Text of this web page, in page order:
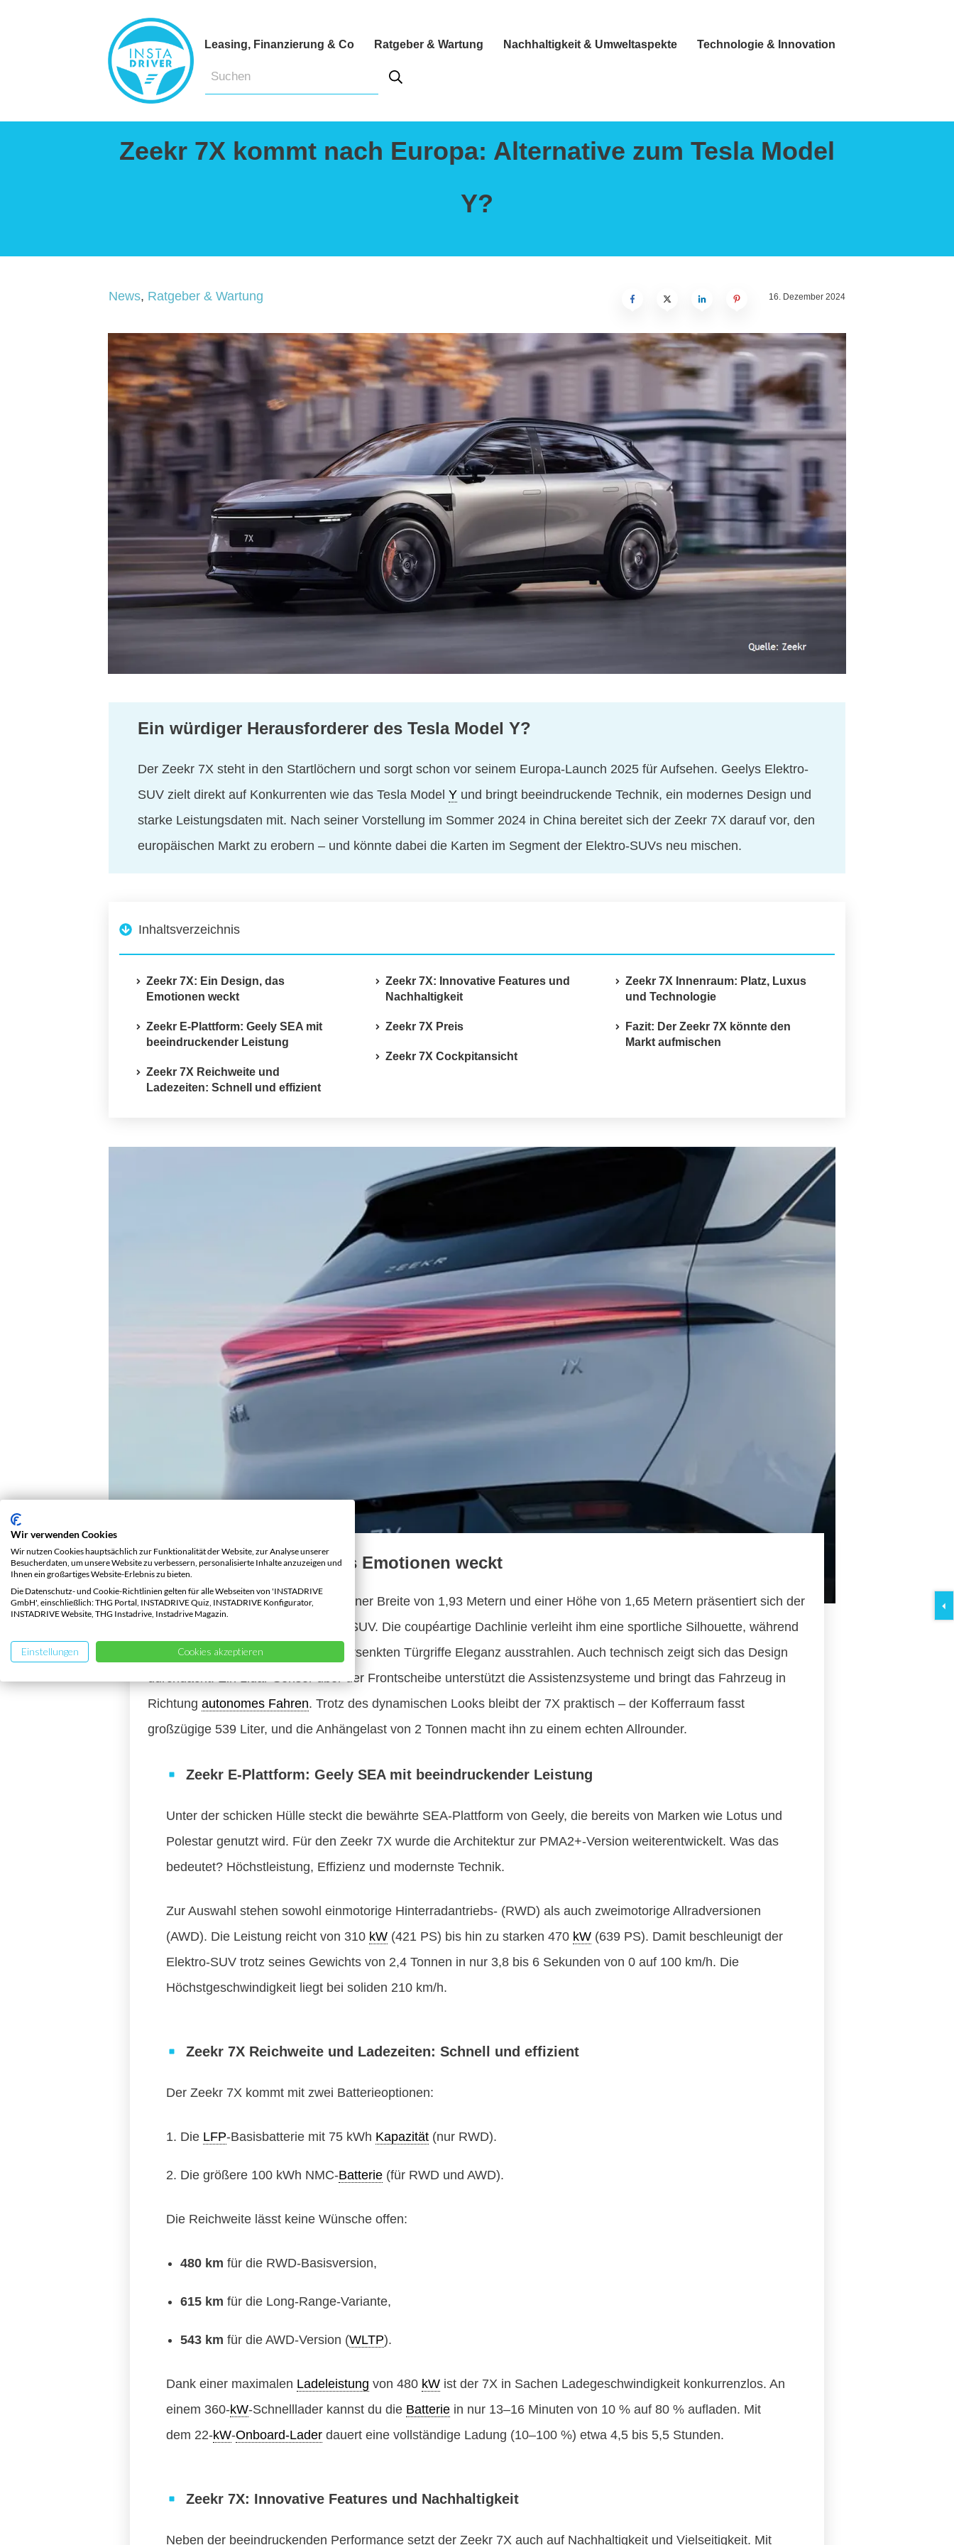
Leasing, Finanzierung & Co Ratgeber & Wartung Nachhaltigkeit & Umweltaspekte Technologie & Innovation
Zeekr 7X kommt nach Europa: Alternative zum Tesla Model
Y?
News, Ratgeber & Wartung 16. Dezember 2024
Ein würdiger Herausforderer des Tesla Model Y?
Der Zeekr 7X steht in den Startlöchern und sorgt schon vor seinem Europa-Launch 2025 für Aufsehen. Geelys Elektro-
SUV zielt direkt auf Konkurrenten wie das Tesla Model Y und bringt beeindruckende Technik, ein modernes Design und
starke Leistungsdaten mit. Nach seiner Vorstellung im Sommer 2024 in China bereitet sich der Zeekr 7X darauf vor, den
europäischen Markt zu erobern – und könnte dabei die Karten im Segment der Elektro-SUVs neu mischen.
Inhaltsverzeichnis
Zeekr 7X: Ein Design, das
Emotionen weckt
Zeekr E-Plattform: Geely SEA mit
beeindruckender Leistung
Zeekr 7X Reichweite und
Ladezeiten: Schnell und effizient
Zeekr 7X: Innovative Features und
Nachhaltigkeit
Zeekr 7X Preis
Zeekr 7X Cockpitansicht
Zeekr 7X Innenraum: Platz, Luxus
und Technologie
Fazit: Der Zeekr 7X könnte den
Markt aufmischen
Zeekr 7X: Ein Design, das Emotionen weckt
Mit seiner Länge von 4,79 Metern, einer Breite von 1,93 Metern und einer Höhe von 1,65 Metern präsentiert sich der
Zeekr 7X als stilsicherer Crossover-SUV. Die coupéartige Dachlinie verleiht ihm eine sportliche Silhouette, während
die rahmenlosen Fenster und die versenkten Türgriffe Eleganz ausstrahlen. Auch technisch zeigt sich das Design
durchdacht: Ein Lidar-Sensor über der Frontscheibe unterstützt die Assistenzsysteme und bringt das Fahrzeug in
Richtung autonomes Fahren. Trotz des dynamischen Looks bleibt der 7X praktisch – der Kofferraum fasst
großzügige 539 Liter, und die Anhängelast von 2 Tonnen macht ihn zu einem echten Allrounder.
Zeekr E-Plattform: Geely SEA mit beeindruckender Leistung
Unter der schicken Hülle steckt die bewährte SEA-Plattform von Geely, die bereits von Marken wie Lotus und
Polestar genutzt wird. Für den Zeekr 7X wurde die Architektur zur PMA2+-Version weiterentwickelt. Was das
bedeutet? Höchstleistung, Effizienz und modernste Technik.
Zur Auswahl stehen sowohl einmotorige Hinterradantriebs- (RWD) als auch zweimotorige Allradversionen
(AWD). Die Leistung reicht von 310 kW (421 PS) bis hin zu starken 470 kW (639 PS). Damit beschleunigt der
Elektro-SUV trotz seines Gewichts von 2,4 Tonnen in nur 3,8 bis 6 Sekunden von 0 auf 100 km/h. Die
Höchstgeschwindigkeit liegt bei soliden 210 km/h.
Zeekr 7X Reichweite und Ladezeiten: Schnell und effizient
Der Zeekr 7X kommt mit zwei Batterieoptionen:
Die LFP-Basisbatterie mit 75 kWh Kapazität (nur RWD).
Die größere 100 kWh NMC-Batterie (für RWD und AWD).
Die Reichweite lässt keine Wünsche offen:
480 km für die RWD-Basisversion,
615 km für die Long-Range-Variante,
543 km für die AWD-Version (WLTP).
Dank einer maximalen Ladeleistung von 480 kW ist der 7X in Sachen Ladegeschwindigkeit konkurrenzlos. An
einem 360-kW-Schnelllader kannst du die Batterie in nur 13–16 Minuten von 10 % auf 80 % aufladen. Mit
dem 22-kW-Onboard-Lader dauert eine vollständige Ladung (10–100 %) etwa 4,5 bis 5,5 Stunden.
Zeekr 7X: Innovative Features und Nachhaltigkeit
Neben der beeindruckenden Performance setzt der Zeekr 7X auch auf Nachhaltigkeit und Vielseitigkeit. Mit
Wir verwenden Cookies
Wir nutzen Cookies hauptsächlich zur Funktionalität der Website, zur Analyse unserer
Besucherdaten, um unsere Website zu verbessern, personalisierte Inhalte anzuzeigen und
Ihnen ein großartiges Website-Erlebnis zu bieten.
Die Datenschutz- und Cookie-Richtlinien gelten für alle Webseiten von 'INSTADRIVE
GmbH', einschließlich: THG Portal, INSTADRIVE Quiz, INSTADRIVE Konfigurator,
INSTADRIVE Website, THG Instadrive, Instadrive Magazin.
Einstellungen Cookies akzeptieren